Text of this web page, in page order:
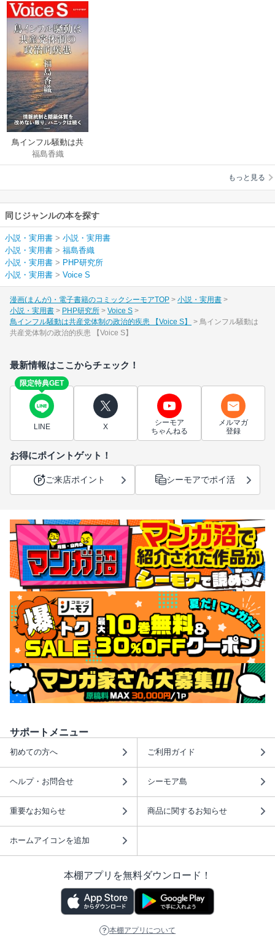
鳥インフル騒動は共
産党体制の政治的疾
患 【Voice S】
福島香織
もっと見る
同じジャンルの本を探す
小説・実用書 > 小説・実用書
小説・実用書 > 福島香織
小説・実用書 > PHP研究所
小説・実用書 > Voice S
漫画(まんが)・電子書籍のコミックシーモアTOP
小説・実用書
小説・実用書
PHP研究所
Voice S
鳥インフル騒動は共産党体制の政治的疾患 【Voice S】
鳥インフル騒動は
共産党体制の政治的疾患 【Voice S】
最新情報はここからチェック！
限定特典GET
LINE X
シーモア
ちゃんねる
メルマガ
登録
お得にポイントゲット！
ご来店ポイント シーモアでポイ活
サポートメニュー
初めての方へ ご利用ガイド
ヘルプ・お問合せ シーモア島
重要なお知らせ 商品に関するお知らせ
ホームアイコンを追加
本棚アプリを無料ダウンロード！
本棚アプリについて